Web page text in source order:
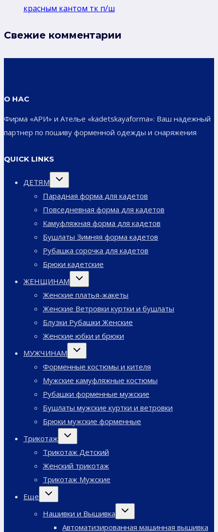
красным кантом тк п/ш
Свежие комментарии
О НАС
Фирма «АРИ» и Ателье «kadetskayaforma»: Ваш надежный
партнер по пошиву форменной одежды и снаряжения
QUICK LINKS
ДЕТЯМ
Переключить
Парадная форма для кадетов
Повседневная форма для кадетов
Камуфляжная форма для кадетов
Бушлаты Зимняя форма кадетов
Рубашка сорочка для кадетов
Брюки кадетские
ЖЕНЩИНАМ
Переключить
Женские платья-жакеты
Женские Ветровки куртки и бушлаты
Блузки Рубашки Женские
Женские юбки и брюки
МУЖЧИНАМ
Переключить
Форменные костюмы и кителя
Мужские камуфляжные костюмы
Рубашки форменные мужские
Бушлаты мужские куртки и ветровки
Брюки мужские форменные
Трикотаж
Переключить
Трикотаж Детский
Женский трикотаж
Трикотаж Мужские
Еще
Переключить
Нашивки и Вышивка
Переключить
Автоматизированная машинная вышивка